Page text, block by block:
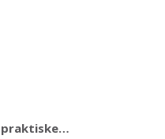
praktiske